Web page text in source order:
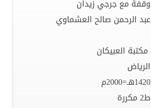
وقفة مع جرجي زيدان
عبد الرحمن صالح العشماوي
مكتبة العبيكان
الرياض
1420هـ=2000م
ط2 مكررة